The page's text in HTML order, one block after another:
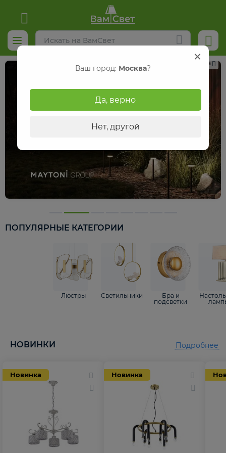
Реклама
ПОПУЛЯРНЫЕ КАТЕГОРИИ
Люстры Светильники
Бра и
подсветки
НОВИНКИ
Новинка Новинка
Подробнее
Ваш город: Москва?
Да, верно
Нет, другой